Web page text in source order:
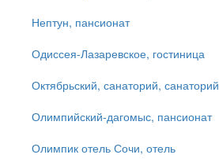
Нептун, пансионат
Одиссея-Лазаревское, гостиница
Октябрьский, санаторий, санаторий
Олимпийский-дагомыс, пансионат
Олимпик отель Сочи, отель